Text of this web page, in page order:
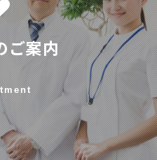
ご案内